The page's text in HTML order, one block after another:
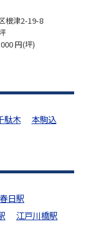
2-19-8
(坪)
駄木 本駒込
春日駅
江戸川橋駅